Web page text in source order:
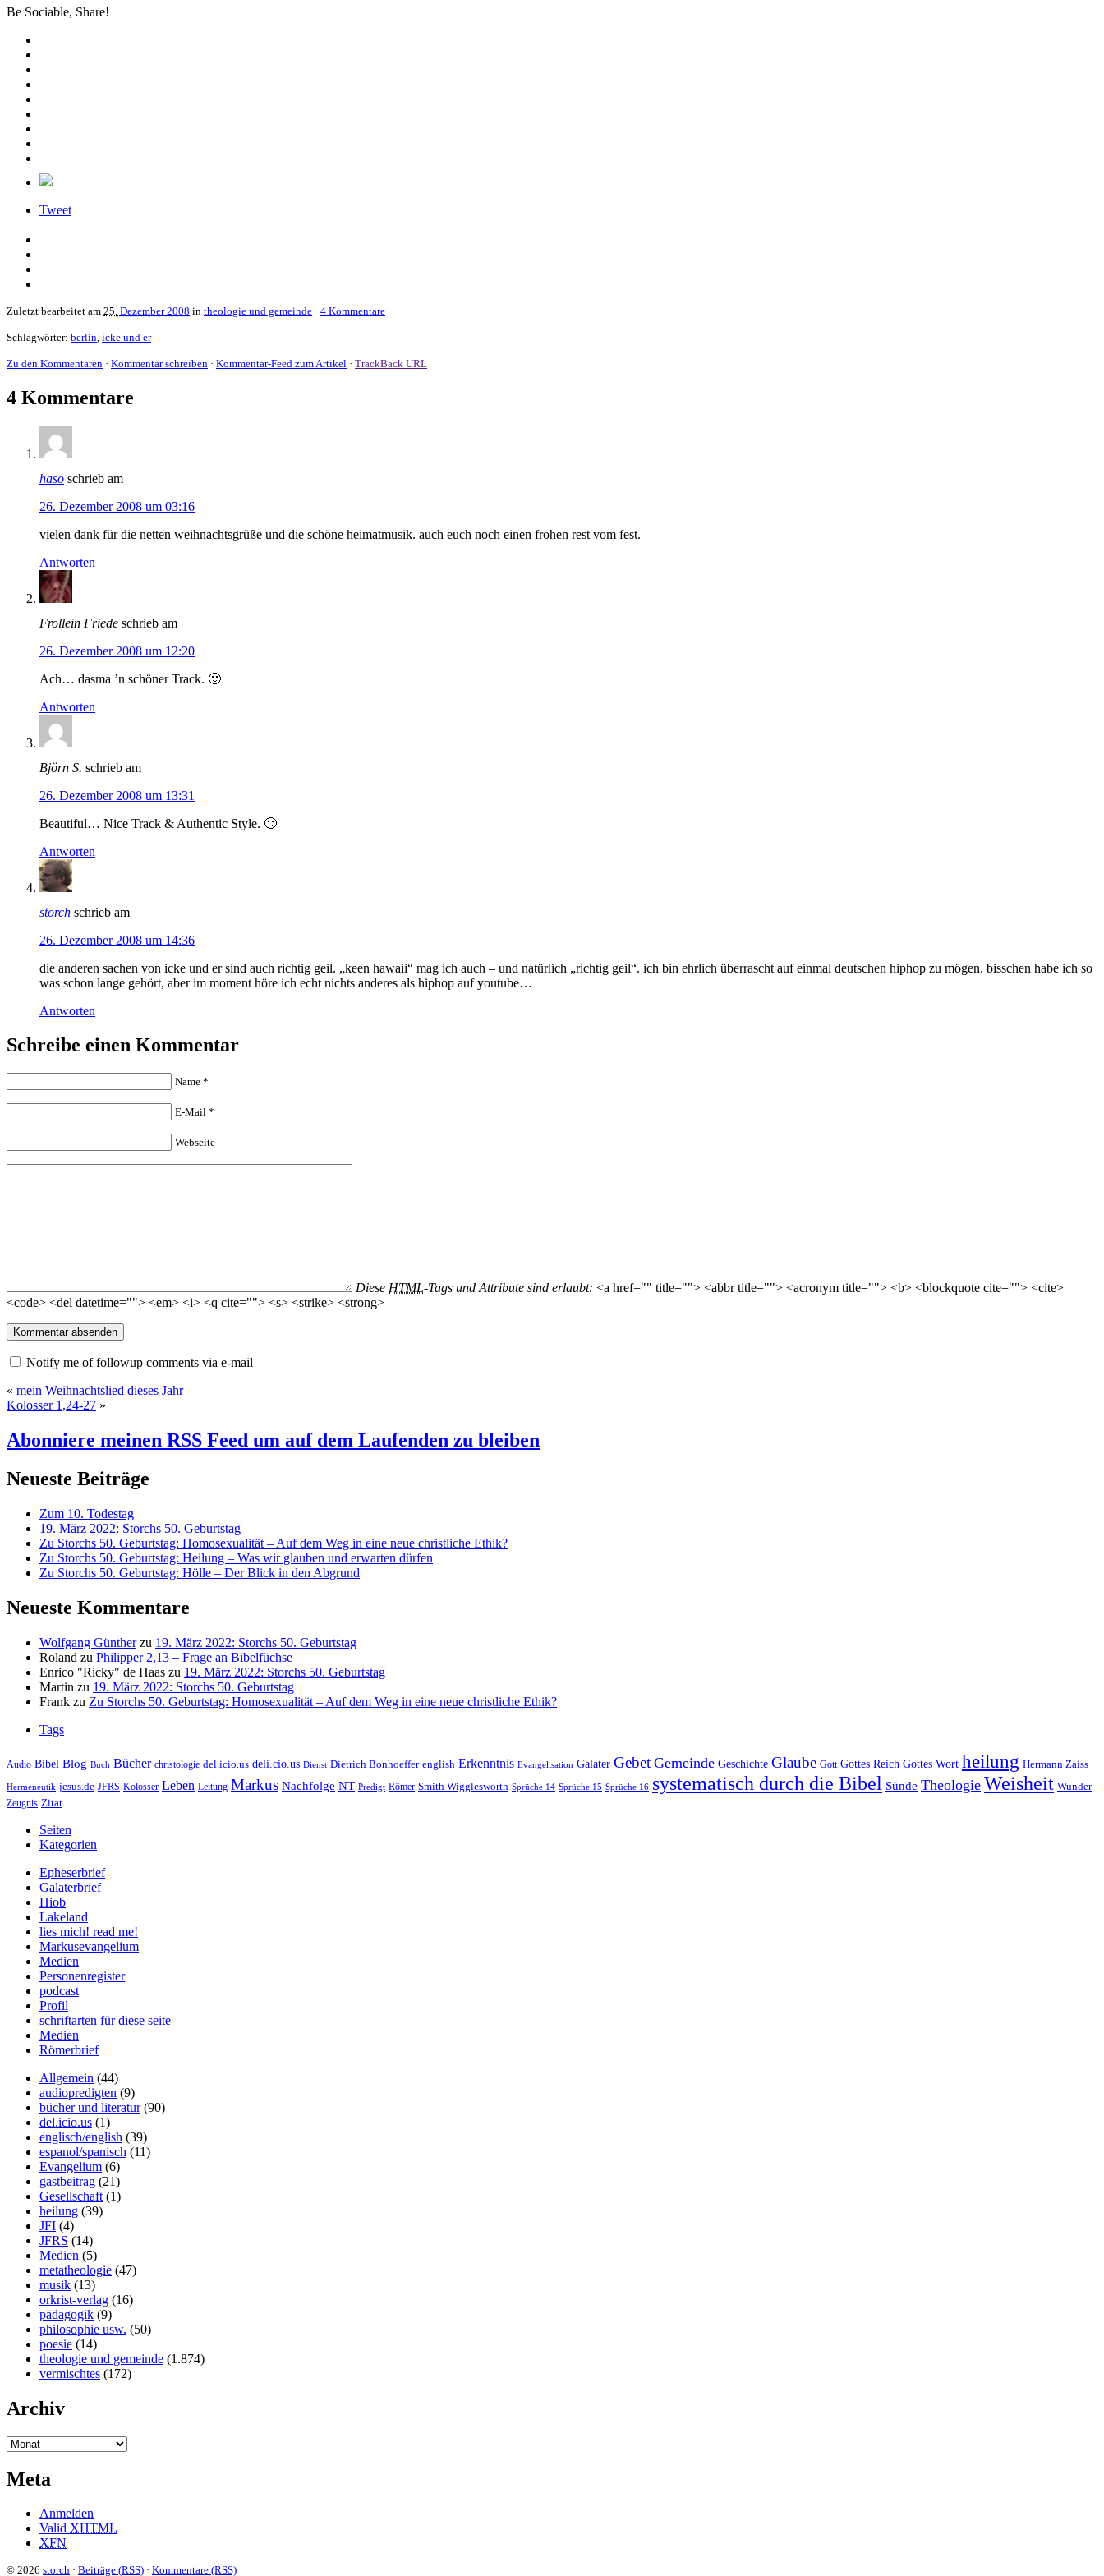
Be Sociable, Share!
Tweet
Zuletzt bearbeitet am 25. Dezember 2008 in theologie und gemeinde · 4 Kommentare
Schlagwörter: berlin icke und er
Zu den Kommentaren · Kommentar schreiben · Kommentar-Feed zum Artikel · TrackBack URL
4 Kommentare
haso schrieb am
26. Dezember 2008 um 03:16
vielen dank für die netten weihnachtsgrüße und die schöne heimatmusik. auch euch noch einen frohen rest vom fest.
Antworten
Frollein Friede schrieb am
26. Dezember 2008 um 12:20
Ach… dasma ’n schöner Track. 🙂
Antworten
Björn S. schrieb am
26. Dezember 2008 um 13:31
Beautiful… Nice Track & Authentic Style. 🙂
Antworten
storch schrieb am
26. Dezember 2008 um 14:36
die anderen sachen von icke und er sind auch richtig geil. „keen hawaii“ mag ich auch – und natürlich „richtig geil“. ich bin ehrlich überrascht auf einmal deutschen hiphop zu mögen. bisschen habe ich so
was schon lange gehört, aber im moment höre ich echt nichts anderes als hiphop auf youtube…
Antworten
Schreibe einen Kommentar
Name *
E-Mail *
Webseite
Diese HTML-Tags und Attribute sind erlaubt: <a href="" title=""> <abbr title=""> <acronym title=""> <b> <blockquote cite=""> <cite>
<code> <del datetime=""> <em> <i> <q cite=""> <s> <strike> <strong>
Notify me of followup comments via e-mail
« mein Weihnachtslied dieses Jahr
Kolosser 1,24-27 »
Abonniere meinen RSS Feed um auf dem Laufenden zu bleiben
Neueste Beiträge
Zum 10. Todestag
19. März 2022: Storchs 50. Geburtstag
Zu Storchs 50. Geburtstag: Homosexualität – Auf dem Weg in eine neue christliche Ethik?
Zu Storchs 50. Geburtstag: Heilung – Was wir glauben und erwarten dürfen
Zu Storchs 50. Geburtstag: Hölle – Der Blick in den Abgrund
Neueste Kommentare
Wolfgang Güntherzu 19. März 2022: Storchs 50. Geburtstag
Roland zu Philipper 2,13 – Frage an Bibelfüchse
Enrico "Ricky" de Haas zu 19. März 2022: Storchs 50. Geburtstag
Martin zu 19. März 2022: Storchs 50. Geburtstag
Frank zu Zu Storchs 50. Geburtstag: Homosexualität – Auf dem Weg in eine neue christliche Ethik?
Tags
Audio Bibel Blog Buch Bücher christologie del.icio.us deli.cio.us Dienst Dietrich Bonhoeffer english Erkenntnis Evangelisation Galater Gebet Gemeinde Geschichte Glaube Gott Gottes Reich Gottes Wort heilung Hermann Zaiss
Hermeneutik jesus.de JFRS Kolosser Leben Leitung Markus Nachfolge NT Predigt Römer Smith Wigglesworth Sprüche 14 Sprüche 15 Sprüche 16 systematisch durch die Bibel Sünde Theologie Weisheit Wunder
Zeugnis Zitat
Seiten
Kategorien
Epheserbrief
Galaterbrief
Hiob
Lakeland
lies mich! read me!
Markusevangelium
Medien
Personenregister
podcast
Profil
schriftarten für diese seite
Medien
Römerbrief
Allgemein (44)
audiopredigten (9)
bücher und literatur(90)
del.icio.us (1)
englisch/english (39)
espanol/spanisch (11)
Evangelium (6)
gastbeitrag (21)
Gesellschaft (1)
heilung (39)
JFI (4)
JFRS (14)
Medien (5)
metatheologie (47)
musik (13)
orkrist-verlag (16)
pädagogik (9)
philosophie usw. (50)
poesie (14)
theologie und gemeinde (1.874)
vermischtes (172)
Archiv
Meta
Anmelden
Valid XHTML
XFN
© 2026 storch · Beiträge (RSS) · Kommentare (RSS)